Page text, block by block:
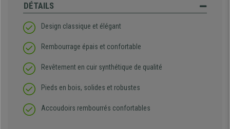
DÉTAILS
Design classique et élégant
Rembourrage épais et confortable
Revêtement en cuir synthétique de qualité
Pieds en bois, solides et robustes
Accoudoirs rembourrés confortables